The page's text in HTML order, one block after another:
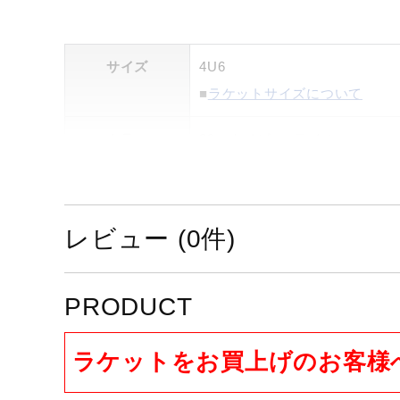
サイズ
4U6
■ ラケットサイズについて
原産国 日本製
面サイズ 56inch2
全長 675mm
レビュー (0件)
PRODUCT
ラケットをお買上げのお客様